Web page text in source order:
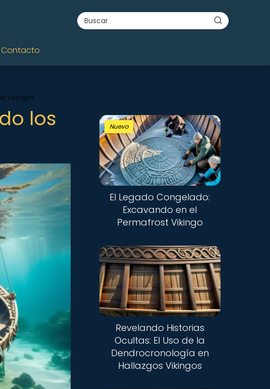
Contacto
Vikingos
los
Nuevo
El Legado Congelado:
Excavando en el
Permafrost Vikingo
Revelando Historias
Ocultas: El Uso de la
Dendrocronología en
Hallazgos Vikingos